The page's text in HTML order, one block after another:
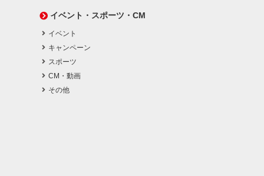
イベント・スポーツ・CM
イベント
キャンペーン
スポーツ
CM・動画
その他